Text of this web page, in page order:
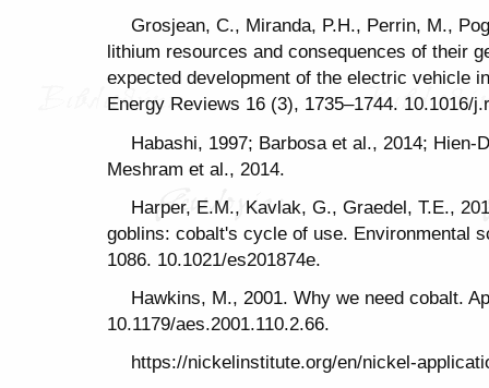
Grosjean, C., Miranda, P.H., Perrin, M.,
lithium resources and consequences of their
expected development of the electric vehicle
Energy Reviews 16 (3), 1735–1744. 10.1016/
Habashi, 1997; Barbosa et al., 2014; Hien-
Meshram et al., 2014.
Harper, E.M., Kavlak, G., Graedel, T.E.,
goblins: cobalt's cycle of use. Environmental
1086. 10.1021/es201874e.
Hawkins, M., 2001. Why we need cobalt.
10.1179/aes.2001.110.2.66.
https://nickelinstitute.org/en/nickel-